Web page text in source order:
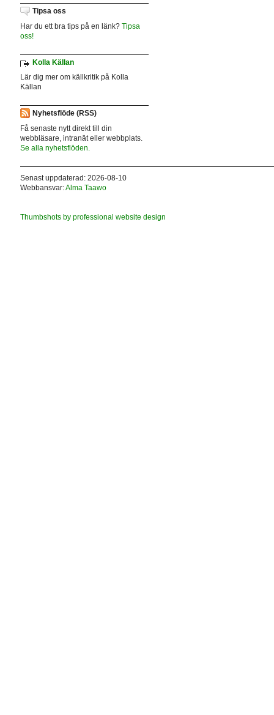
Tipsa oss
Har du ett bra tips på en länk? Tipsa
oss!
Kolla Källan
Lär dig mer om källkritik på Kolla
Källan
Nyhetsflöde (RSS)
Få senaste nytt direkt till din
webbläsare, intranät eller webbplats.
Se alla nyhetsflöden.
Senast uppdaterad: 2026-08-10
Webbansvar:Alma Taawo
Thumbshots by professional website design